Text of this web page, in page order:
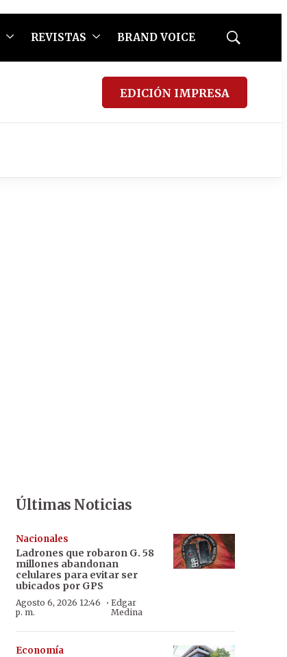
REVISTAS BRAND VOICE
Mostrar
EDICIÓN IMPRESA
Últimas Noticias
Nacionales
Ladrones que robaron G. 58
millones abandonan
celulares para evitar ser
ubicados por GPS
Agosto 6, 2026 12:46
p. m.
· Edgar
Medina
Economía